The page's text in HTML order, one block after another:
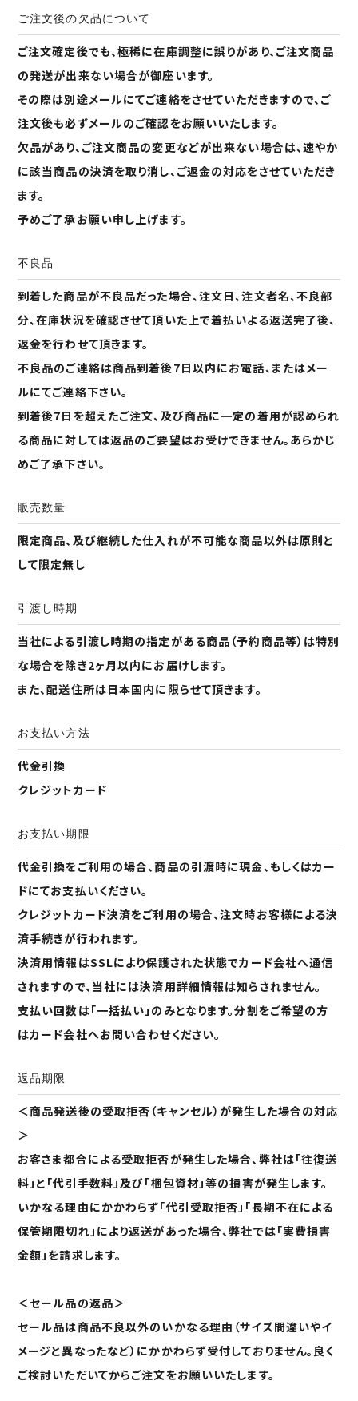
ご注文後の欠品について
ご注文確定後でも、極稀に在庫調整に誤りがあり、ご注文商品
の発送が出来ない場合が御座います。
その際は別途メールにてご連絡をさせていただきますので、ご
注文後も必ずメールのご確認をお願いいたします。
欠品があり、ご注文商品の変更などが出来ない場合は、速やか
に該当商品の決済を取り消し、ご返金の対応をさせていただき
ます。
予めご了承お願い申し上げます。
不良品
到着した商品が不良品だった場合、注文日、注文者名、不良部
分、在庫状況を確認させて頂いた上で着払いよる返送完了後、
返金を行わせて頂きます。
不良品のご連絡は商品到着後7日以内にお電話、またはメー
ルにてご連絡下さい。
到着後7日を超えたご注文、及び商品に一定の着用が認められ
る商品に対しては返品のご要望はお受けできません。あらかじ
めご了承下さい。
販売数量
限定商品、及び継続した仕入れが不可能な商品以外は原則と
して限定無し
引渡し時期
当社による引渡し時期の指定がある商品（予約商品等）は特別
な場合を除き2ヶ月以内にお届けします。
また、配送住所は日本国内に限らせて頂きます。
お支払い方法
代金引換
クレジットカード
お支払い期限
代金引換をご利用の場合、商品の引渡時に現金、もしくはカー
ドにてお支払いください。
クレジットカード決済をご利用の場合、注文時お客様による決
済手続きが行われます。
決済用情報はSSLにより保護された状態でカード会社へ通信
されますので、当社には決済用詳細情報は知らされません。
支払い回数は「一括払い」のみとなります。分割をご希望の方
はカード会社へお問い合わせください。
返品期限
＜商品発送後の受取拒否（キャンセル）が発生した場合の対応
＞
お客さま都合による受取拒否が発生した場合、弊社は「往復送
料」と「代引手数料」及び「梱包資材」等の損害が発生します。
いかなる理由にかかわらず「代引受取拒否」「長期不在による
保管期限切れ」により返送があった場合、弊社では「実費損害
金額」を請求します。
＜セール品の返品＞
セール品は商品不良以外のいかなる理由（サイズ間違いやイ
メージと異なったなど）にかかわらず受付しておりません。良く
ご検討いただいてからご注文をお願いいたします。